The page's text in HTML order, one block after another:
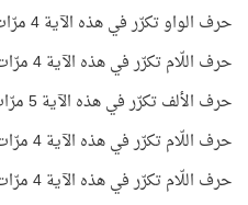
حرف الواو تكرّر في هذه الآية 4 مرّات.
حرف اللّام تكرّر في هذه الآية 4 مرّات.
حرف الألف تكرّر في هذه الآية 5 مرّات.
حرف اللّام تكرّر في هذه الآية 4 مرّات.
حرف اللّام تكرّر في هذه الآية 4 مرّات.